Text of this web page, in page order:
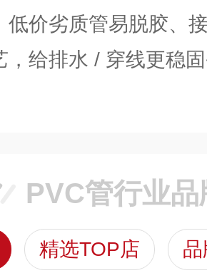
低价劣质管易脱胶、
，给排水 / 穿线更稳
PVC管行业
精选TOP店